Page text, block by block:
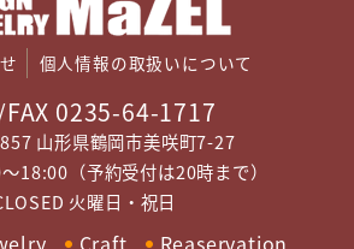
個人情報の取扱いについて
0235-64-1717
山形県鶴岡市美咲町7-27
18:00（予約受付は20時まで）
火曜日・祝日
Craft Reaservation